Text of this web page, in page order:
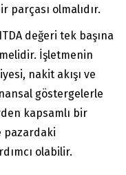
parçası olmalıdır.
değeri tek başına
İşletmenin
nakit akışı ve
göstergelerle
kapsamlı bir
pazardaki
olabilir.